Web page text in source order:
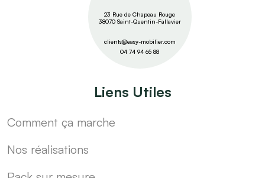
23 Rue de Chapeau Rouge
38070 Saint-Quentin-Fallavier
clients@easy-mobilier.com
04 74 94 65 88
Liens Utiles
Comment ça marche
Nos réalisations